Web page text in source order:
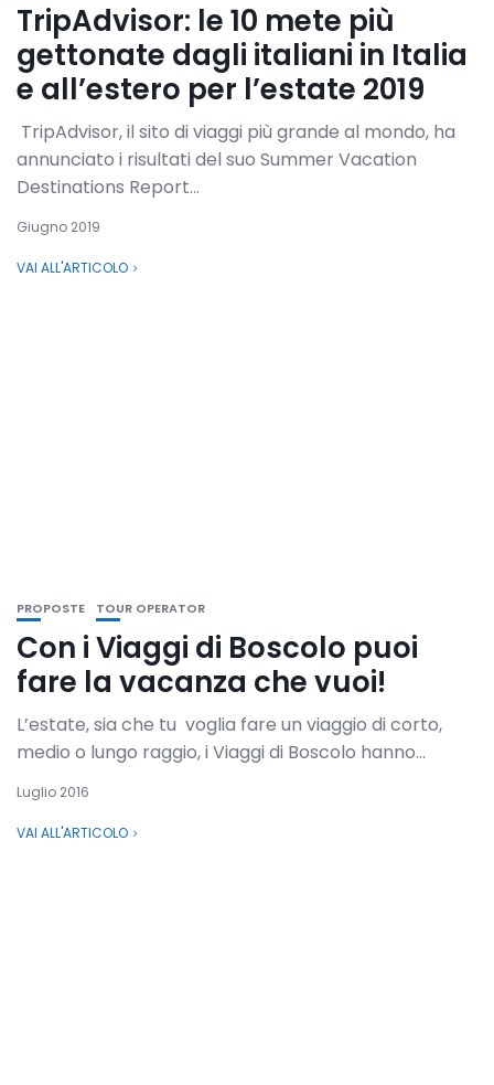
TripAdvisor: le 10 mete più
gettonate dagli italiani in Italia
e all’estero per l’estate 2019
TripAdvisor, il sito di viaggi più grande al mondo, ha
annunciato i risultati del suo Summer Vacation
Destinations Report...
Giugno 2019
VAI ALL'ARTICOLO
PROPOSTE TOUR OPERATOR
Con i Viaggi di Boscolo puoi
fare la vacanza che vuoi!
L’estate, sia che tu voglia fare un viaggio di corto,
medio o lungo raggio, i Viaggi di Boscolo hanno...
Luglio 2016
VAI ALL'ARTICOLO